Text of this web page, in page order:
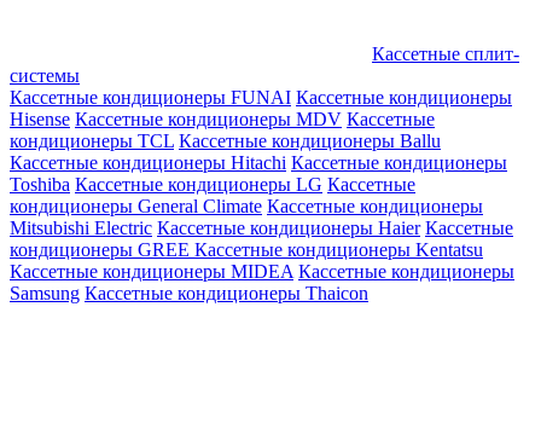
Кассетные сплит-
системы
Кассетные кондиционеры FUNAI Кассетные кондиционеры
Hisense Кассетные кондиционеры MDV Кассетные
кондиционеры TCL Кассетные кондиционеры Ballu
Кассетные кондиционеры Hitachi Кассетные кондиционеры
Toshiba Кассетные кондиционеры LG Кассетные
кондиционеры General Climate Кассетные кондиционеры
Mitsubishi Electric Кассетные кондиционеры Haier Кассетные
кондиционеры GREE Кассетные кондиционеры Kentatsu
Кассетные кондиционеры MIDEA Кассетные кондиционеры
Samsung Кассетные кондиционеры Thaicon